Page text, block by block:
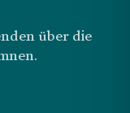
über die